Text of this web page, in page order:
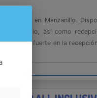
en Manzanillo.
y gimnasio, así como
Caja fuerte en la